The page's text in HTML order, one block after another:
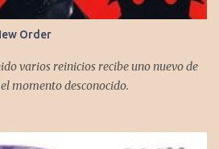
Order
varios reinicios recibe uno nuevo de
momento desconocido.